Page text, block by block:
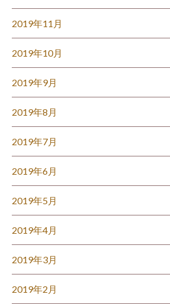
2019年11月
2019年10月
2019年9月
2019年8月
2019年7月
2019年6月
2019年5月
2019年4月
2019年3月
2019年2月